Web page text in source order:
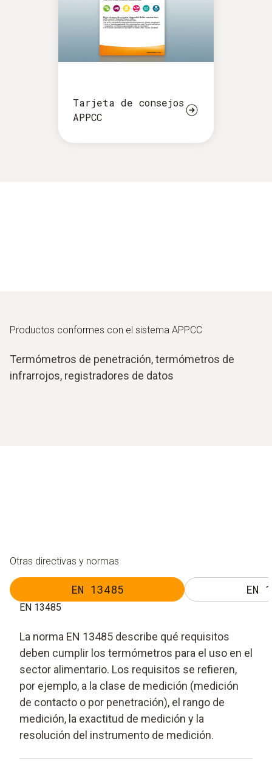
Tarjeta de consejos
APPCC
Productos conformes con el sistema APPCC
Termómetros de penetración, termómetros de
infrarrojos, registradores de datos
Otras directivas y normas
EN 13485 EN
EN 13485
La norma EN 13485 describe qué requisitos
deben cumplir los termómetros para el uso en el
sector alimentario. Los requisitos se refieren,
por ejemplo, a la clase de medición (medición
de contacto o por penetración), el rango de
medición, la exactitud de medición y la
resolución del instrumento de medición.